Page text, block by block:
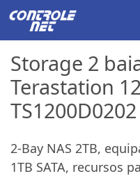
Storage 2
Terastation
TS1200D0202
2-Bay NAS 2TB,
1TB SATA, recursos